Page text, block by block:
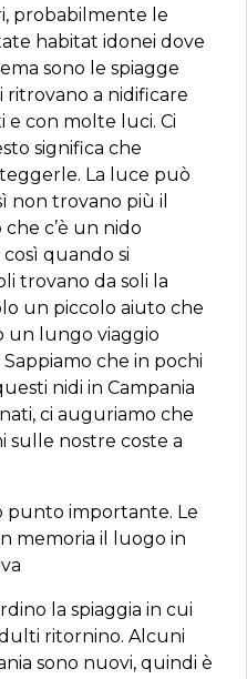
probabilmente le
habitat idonei dove
sono le spiagge
a nidificare
con molte luci. Ci
significa che
La luce può
non trovano più il
c’è un nido
quando si
trovano da soli la
un piccolo aiuto che
un lungo viaggio
che in pochi
nidi in Campania
ci auguriamo che
nostre coste a
punto importante. Le
memoria il luogo in
la spiaggia in cui
ritornino. Alcuni
sono nuovi, quindi è